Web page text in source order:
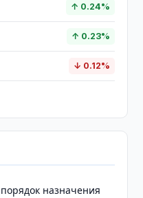
↑ 0.24%
↑ 0.23%
↓ 0.12%
назначения